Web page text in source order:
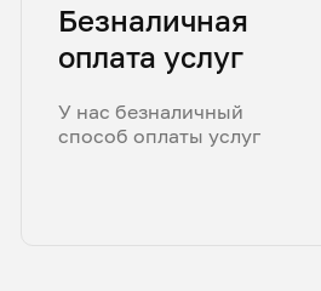
Безналичная
оплата услуг
У нас безналичный
способ оплаты услуг